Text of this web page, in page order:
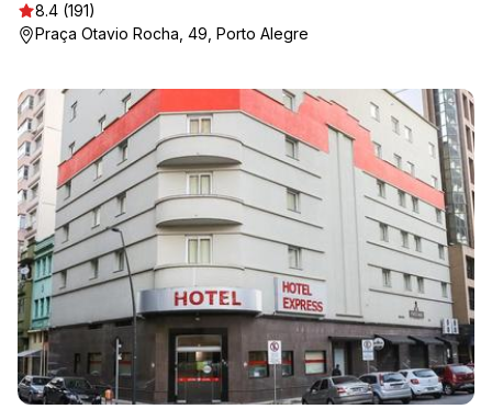
8.4 (191)
Praça Otavio Rocha, 49, Porto Alegre